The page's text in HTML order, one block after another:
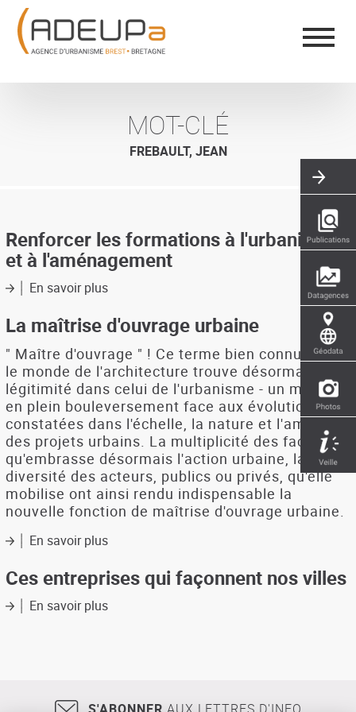
Aller
contenu
principal
MOT-CLÉ
FREBAULT, JEAN
Renforcer les formations à l'urbanisme
et à l'aménagement
En savoir plussur
les
formations
à
l'urbanisme
et
à
l'aménagement
La maîtrise d'ouvrage urbaine
" Maître d'ouvrage " ! Ce terme bien connu dans
le monde de l'architecture trouve désormais sa
légitimité dans celui de l'urbanisme - un monde
en plein bouleversement face aux évolutions
constatées dans l'échelle, la nature et l'ambition
des projets urbains. La multiplicité des facettes
qu'embrasse désormais l'action urbaine, la
diversité des acteurs, publics ou privés, qu'elle
mobilise ont ainsi rendu indispensable la
nouvelle fonction de maîtrise d'ouvrage urbaine.
En savoir plussur
maîtrise
d'ouvrage
urbaine
Ces entreprises qui façonnent nos villes
En savoir plussur
villes
Panneau de gestion des cookies